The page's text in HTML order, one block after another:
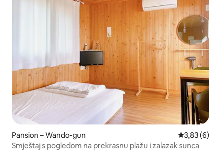
Pansion – Wando-gun Prosječna
3,83 (6)
Smještaj s pogledom na prekrasnu plažu i zalazak sunca